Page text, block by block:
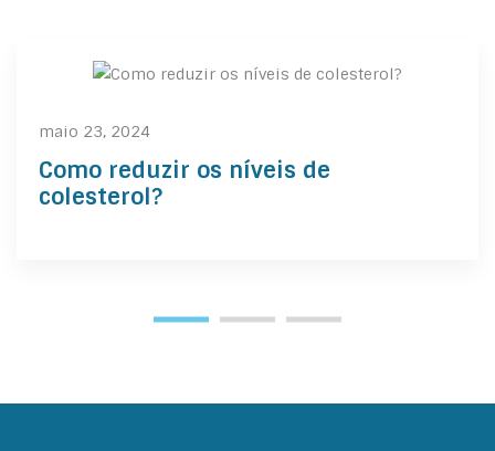
maio 23, 2024
Como reduzir os níveis de
colesterol?